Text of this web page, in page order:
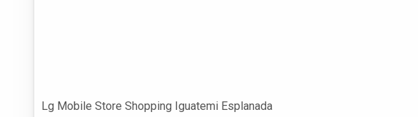
Lg Mobile Store Shopping Iguatemi Esplanada